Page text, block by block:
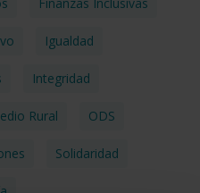
Igualdad
Integridad
Rural ODS
Solidaridad